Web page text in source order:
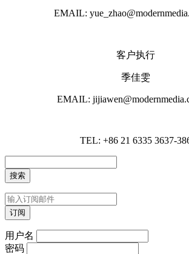
EMAIL:
客户执行
季佳雯
EMAIL:
TEL: +86 21 6335 3637-
用户名
密码